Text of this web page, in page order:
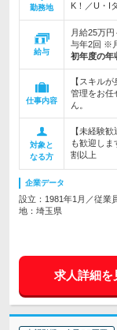
勤務地
K！／U・I
給与
月給25万
与年2回 ※
初年度の年
仕事内容
【スキル
管理をお任
ん。
対象と
なる方
【未経験
も歓迎し
割以上
企業データ
設立：1981年1月／従業
地：埼玉県
求人詳細を